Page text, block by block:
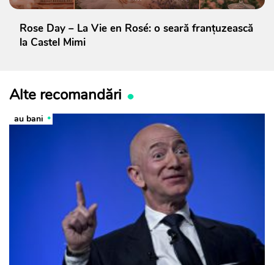
Rose Day – La Vie en Rosé: o seară franțuzească
la Castel Mimi
Alte recomandări
au bani